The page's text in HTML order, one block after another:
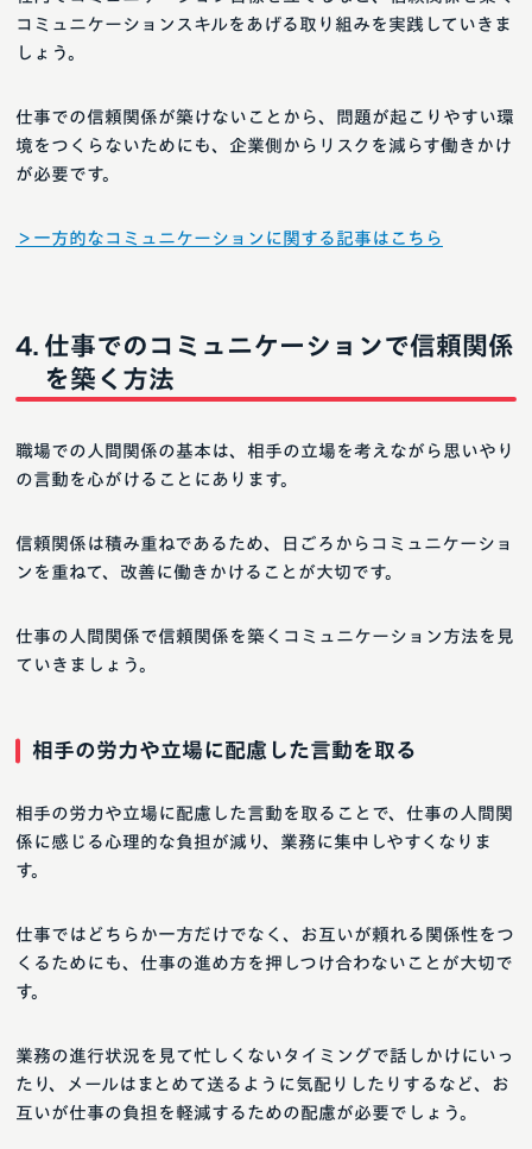
コミュニケーションスキルをあげる取り組みを実践していきま
しょう。
仕事での信頼関係が築けないことから、問題が起こりやすい環
境をつくらないためにも、企業側からリスクを減らす働きかけ
が必要です。
＞一方的なコミュニケーションに関する記事はこちら
仕事でのコミュニケーションで信頼関係
を築く方法
職場での人間関係の基本は、相手の立場を考えながら思いやり
の言動を心がけることにあります。
信頼関係は積み重ねであるため、日ごろからコミュニケーショ
ンを重ねて、改善に働きかけることが大切です。
仕事の人間関係で信頼関係を築くコミュニケーション方法を見
ていきましょう。
相手の労力や立場に配慮した言動を取る
相手の労力や立場に配慮した言動を取ることで、仕事の人間関
係に感じる心理的な負担が減り、業務に集中しやすくなりま
す。
仕事ではどちらか一方だけでなく、お互いが頼れる関係性をつ
くるためにも、仕事の進め方を押しつけ合わないことが大切で
す。
業務の進行状況を見て忙しくないタイミングで話しかけにいっ
たり、メールはまとめて送るように気配りしたりするなど、お
互いが仕事の負担を軽減するための配慮が必要でしょう。